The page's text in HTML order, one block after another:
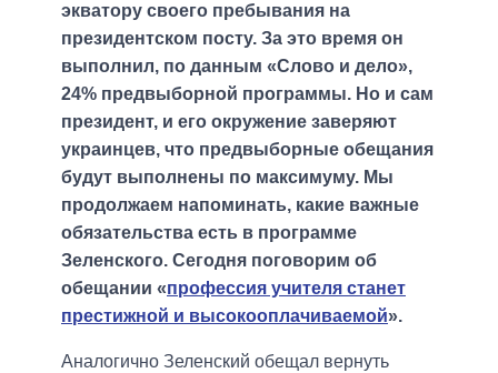
экватору своего пребывания на
президентском посту. За это время он
выполнил, по данным «Слово и дело»,
24% предвыборной программы. Но и сам
президент, и его окружение заверяют
украинцев, что предвыборные обещания
будут выполнены по максимуму. Мы
продолжаем напоминать, какие важные
обязательства есть в программе
Зеленского. Сегодня поговорим об
обещании «профессия учителя станет
престижной и высокооплачиваемой».
Аналогично Зеленский обещал вернуть